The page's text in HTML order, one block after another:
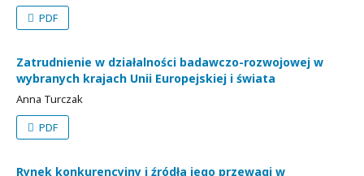
PDF
Zatrudnienie w działalności badawczo-rozwojowej w
wybranych krajach Unii Europejskiej i świata
Anna Turczak
PDF
Rynek konkurencyjny i źródła jego przewagi w